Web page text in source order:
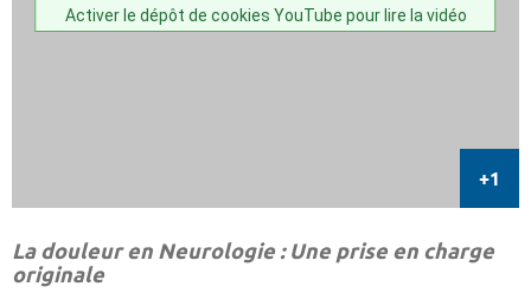
Activer le dépôt de cookies YouTube pour lire la vidéo
La douleur en Neurologie : Une prise en charge
originale